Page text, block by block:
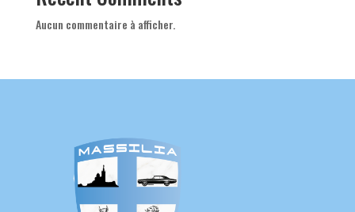
Aucun commentaire à afficher.